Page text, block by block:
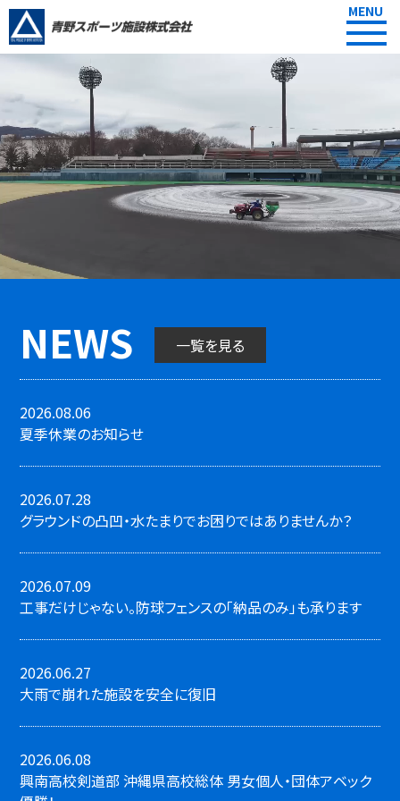
MENU
NEWS 一覧を見る
2026.08.06
夏季休業のお知らせ
2026.07.28
グラウンドの凸凹・水たまりでお困りではありませんか？
2026.07.09
工事だけじゃない。防球フェンスの「納品のみ」も承ります
2026.06.27
大雨で崩れた施設を安全に復旧
2026.06.08
興南高校剣道部 沖縄県高校総体 男女個人・団体アベック